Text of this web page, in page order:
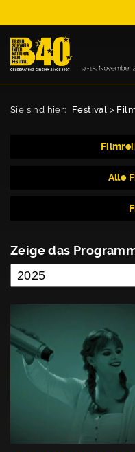
Sie sind hier: Festival >
Alle
Zeige das